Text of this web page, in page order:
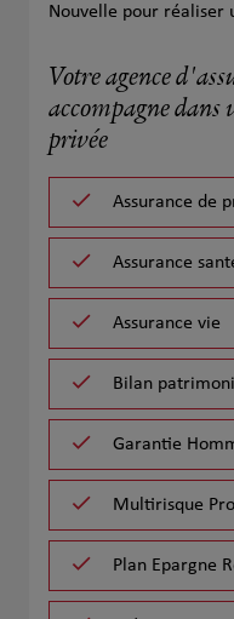
Nouvelle pour réaliser
Votre agence
accompagne dans
privée
Assurance de
Assurance
Assurance vie
Bilan
Garantie
Multirisque Pro
Plan Epargne